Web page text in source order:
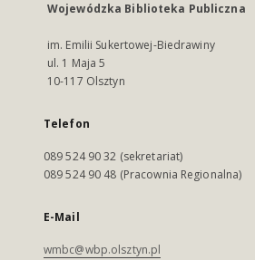
Wojewódzka Biblioteka Publiczna
im. Emilii Sukertowej-Biedrawiny
ul. 1 Maja 5
10-117 Olsztyn
Telefon
089 524 90 32 (sekretariat)
089 524 90 48 (Pracownia Regionalna)
E-Mail
wmbc@wbp.olsztyn.pl